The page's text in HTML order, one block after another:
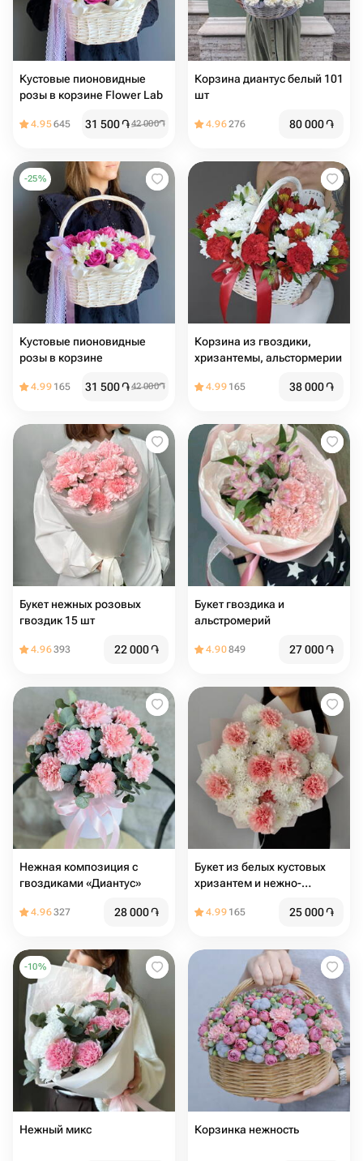
Кустовые пионовидные
розы в корзине Flower Lab
4.95645 31 500֏42 000֏
Кoрзинa диантус белый 101
шт
4.96276 80 000֏
-25%
Кустовые пионовидные
розы в корзине
4.99 165 31 500֏42 000֏
Корзина из гвоздики,
хризантемы, альстормерии
4.99 165 38 000֏
Букет нежных розовых
гвоздик 15 шт
4.96393 22 000֏
Букет гвоздика и
альстромерий
4.90849 27 000֏
Нежная композиция с
гвоздиками «Диантус»
4.96327 28 000֏
Букет из белых кустовых
хризантем и нежно-
4.99 165 25 000֏
-10%
Нежный микс Корзинка нежность